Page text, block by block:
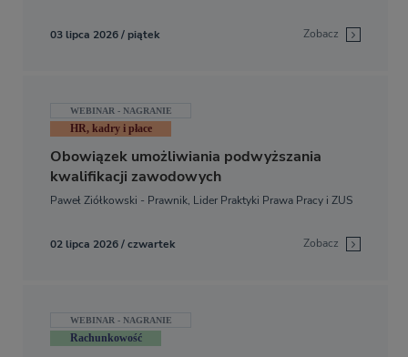
03 lipca 2026 / piątek Zobacz
WEBINAR - NAGRANIE
HR, kadry i płace
Obowiązek umożliwiania podwyższania
kwalifikacji zawodowych
Paweł Ziółkowski - Prawnik, Lider Praktyki Prawa Pracy i ZUS
02 lipca 2026 / czwartek Zobacz
WEBINAR - NAGRANIE
Rachunkowość